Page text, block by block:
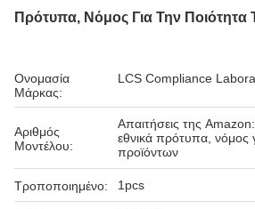
Πρότυπα, Νόμος Για Την
Ονομασία
Μάρκας:
LCS Compliance
Αριθμός
Μοντέλου:
Απαιτήσεις της
εθνικά πρότυπα, νόμος
προϊόντων
Τροποποιημένο: 1pcs